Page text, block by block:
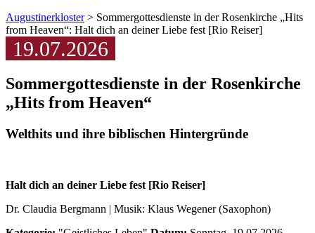
Augustinerkloster> Sommergottesdienste in der Rosenkirche „Hits
from Heaven“: Halt dich an deiner Liebe fest [Rio Reiser]
19.07.2026
Sommergottesdienste in der Rosenkirche
„Hits from Heaven“
Welthits und ihre biblischen Hintergründe
Halt dich an deiner Liebe fest [Rio Reiser]
Dr. Claudia Bergmann | Musik: Klaus Wegener (Saxophon)